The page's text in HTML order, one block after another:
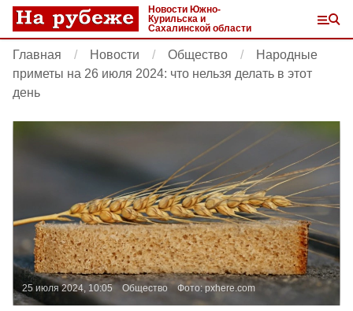
Новости Южно-
Курильска и
Сахалинской области
Главная Новости Общество
Народные
приметы на 26 июля 2024: что нельзя делать в этот
день
25 июля 2024, 10:05 Общество Фото:pxhere.com